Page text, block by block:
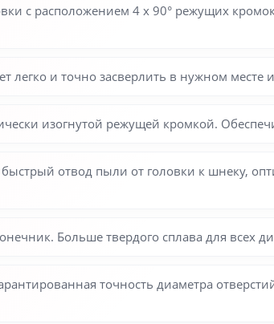
с расположением 4 x 90° режущих
легко и точно засверлить в нужном
изогнутой режущей кромкой.
отвод пыли от головки к шнеку,
Больше твердого сплава для всех
точность диаметра